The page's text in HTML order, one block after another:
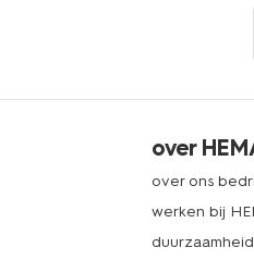
over
over ons
werken bij
duurzaamheid